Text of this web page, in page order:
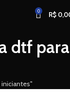
0 R$
dtf para